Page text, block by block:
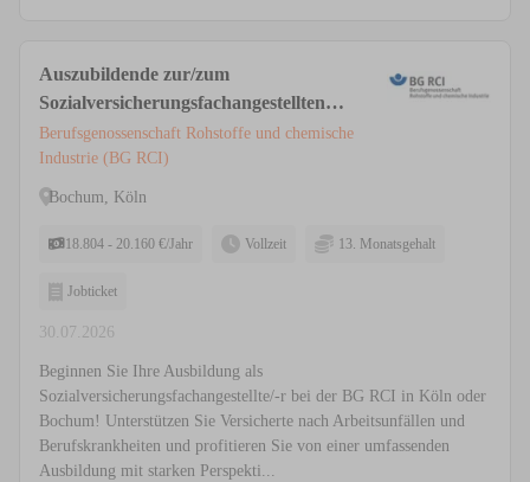
Auszubildende zur/zum
Sozialversicherungsfachangestellten
(m/w/d) Köln, Bochum
Berufsgenossenschaft Rohstoffe und chemische
Industrie (BG RCI)
Bochum, Köln
18.804 - 20.160 €/Jahr Vollzeit 13. Monatsgehalt
Jobticket
30.07.2026
Beginnen Sie Ihre Ausbildung als
Sozialversicherungsfachangestellte/-r bei der BG RCI in Köln oder
Bochum! Unterstützen Sie Versicherte nach Arbeitsunfällen und
Berufskrankheiten und profitieren Sie von einer umfassenden
Ausbildung mit starken Perspekti...